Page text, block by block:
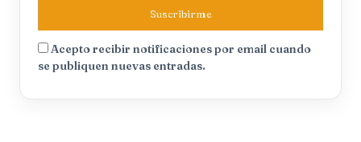
Suscribirme
Acepto recibir notificaciones por email cuando
se publiquen nuevas entradas.